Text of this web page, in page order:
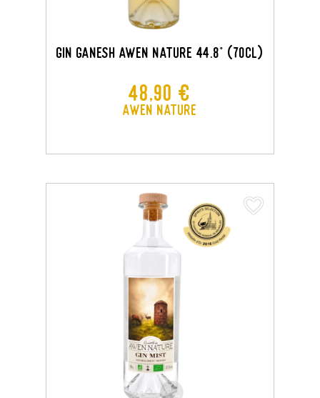
GIN GANESH AWEN NATURE 44.8° (70CL)
Prix
48,90 €
Awen Nature
favorite_border